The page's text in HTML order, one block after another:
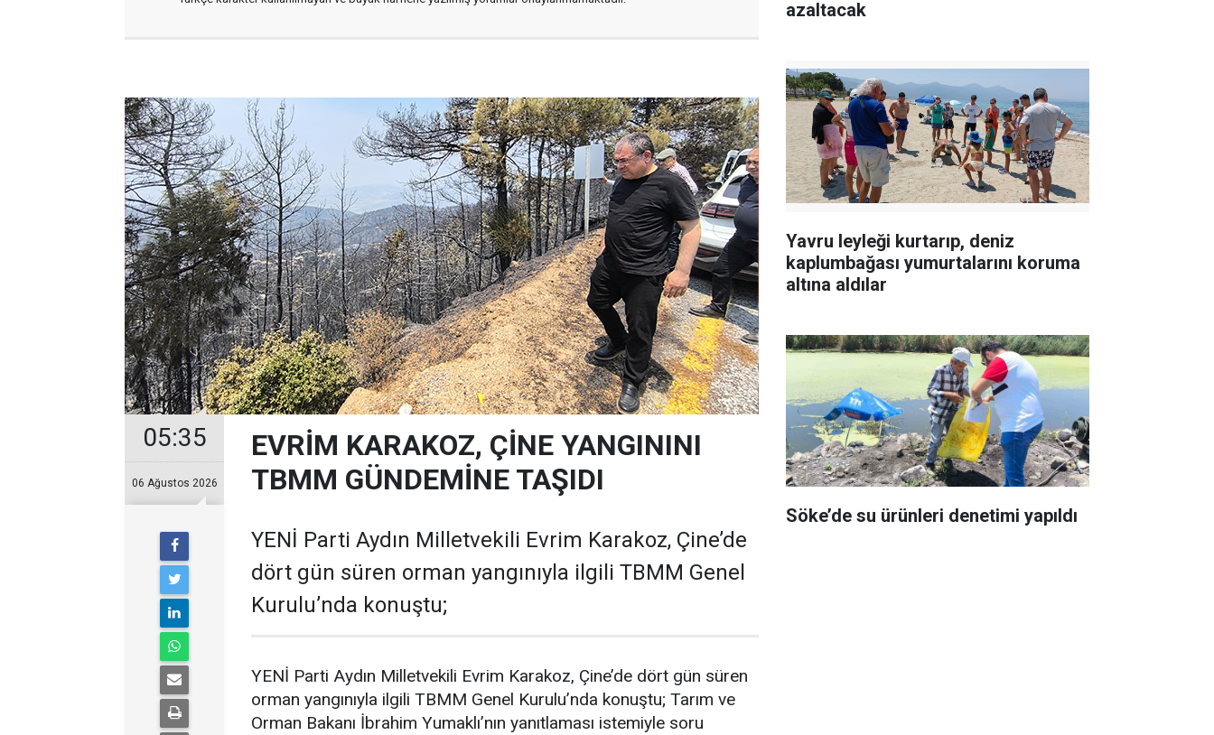
05:35
06 Ağustos 2026
EVRİM KARAKOZ, ÇİNE YANGININI
TBMM GÜNDEMİNE TAŞIDI
YENİ Parti Aydın Milletvekili Evrim Karakoz, Çine’de
dört gün süren orman yangınıyla ilgili TBMM Genel
Kurulu’nda konuştu;
YENİ Parti Aydın Milletvekili Evrim Karakoz, Çine’de dört gün süren
orman yangınıyla ilgili TBMM Genel Kurulu’nda konuştu; Tarım ve
Orman Bakanı İbrahim Yumaklı’nın yanıtlaması istemiyle soru
azaltacak
Yavru leyleği kurtarıp, deniz
kaplumbağası yumurtalarını koruma
altına aldılar
Söke’de su ürünleri denetimi yapıldı